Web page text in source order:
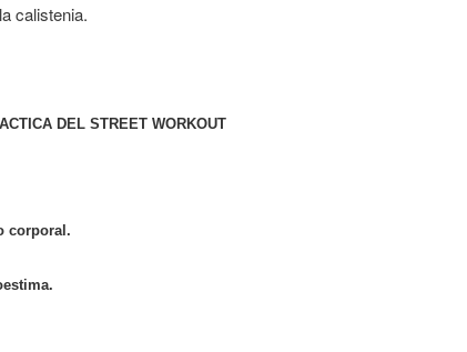
calistenia.
DEL STREET WORKOUT
corporal.